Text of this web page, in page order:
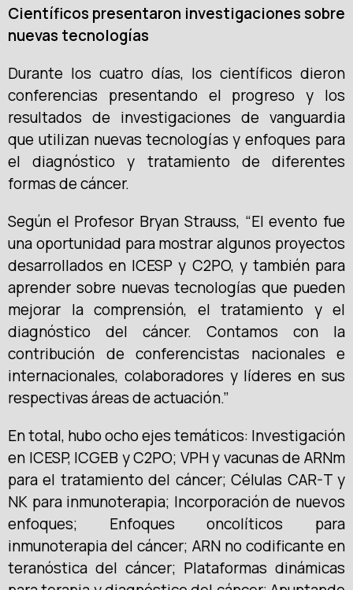
Científicos presentaron investigaciones sobre
nuevas tecnologías
Durante los cuatro días, los científicos dieron
conferencias presentando el progreso y los
resultados de investigaciones de vanguardia
que utilizan nuevas tecnologías y enfoques para
el diagnóstico y tratamiento de diferentes
formas de cáncer.
Según el Profesor Bryan Strauss, “El evento fue
una oportunidad para mostrar algunos proyectos
desarrollados en ICESP y C2PO, y también para
aprender sobre nuevas tecnologías que pueden
mejorar la comprensión, el tratamiento y el
diagnóstico del cáncer. Contamos con la
contribución de conferencistas nacionales e
internacionales, colaboradores y líderes en sus
respectivas áreas de actuación.”
En total, hubo ocho ejes temáticos: Investigación
en ICESP, ICGEB y C2PO; VPH y vacunas de ARNm
para el tratamiento del cáncer; Células CAR-T y
NK para inmunoterapia; Incorporación de nuevos
enfoques; Enfoques oncolíticos para
inmunoterapia del cáncer; ARN no codificante en
teranóstica del cáncer; Plataformas dinámicas